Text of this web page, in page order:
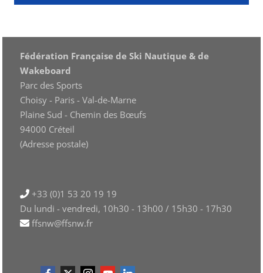
Fédération Française de Ski Nautique & de
Wakeboard
Parc des Sports
Choisy - Paris - Val-de-Marne
Plaine Sud - Chemin des Bœufs
94000 Créteil
(Adresse postale)
+33 (0)1 53 20 19 19
Du lundi - vendredi, 10h30 - 13h00 / 15h30 - 17h30
ffsnw@ffsnw.fr